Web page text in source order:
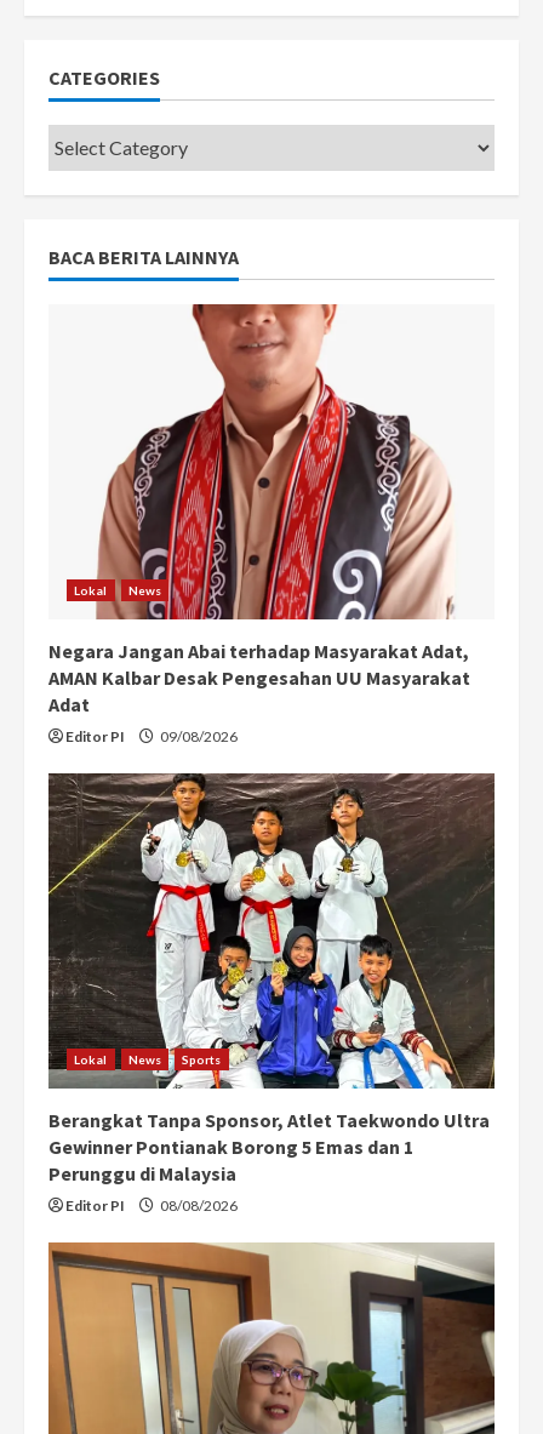
CATEGORIES
Categories
BACA BERITA LAINNYA
Lokal News
Negara Jangan Abai terhadap Masyarakat Adat,
AMAN Kalbar Desak Pengesahan UU Masyarakat
Adat
Editor PI 09/08/2026
Lokal News Sports
Berangkat Tanpa Sponsor, Atlet Taekwondo Ultra
Gewinner Pontianak Borong 5 Emas dan 1
Perunggu di Malaysia
Editor PI 08/08/2026